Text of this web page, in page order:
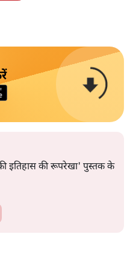
इतिहास की रूपरेखा' पुस्तक के